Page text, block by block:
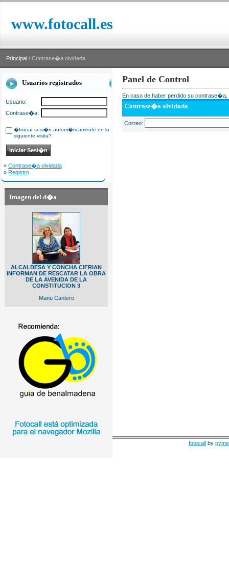
www.fotocall.es
Principal / Contrase�a olvidada
Usuarios registrados
Usuario:
Contrase�a:
�Iniciar sesi�n autom�ticamente en la
siguiente visita?
» Contrase�a olvidada
» Registro
Imagen del d�a
ALCALDESA Y CONCHA CIFRIAN
INFORMAN DE RESCATAR LA OBRA
DE LA AVENIDA DE LA
CONSTITUCION 3
Manu Cantero
Panel de Control
En caso de haber perdido su
Contrase�a olvidada
Correo:
fotocall by